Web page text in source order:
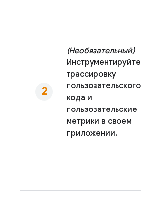
(Необязательный)
Инструментируйте
трассировку
пользовательского
кода и
пользовательские
метрики в своем
приложении.